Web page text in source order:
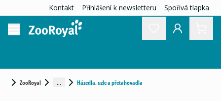
Kontakt Přihlášení k newsletteru Spořivá tlapka
ZooRoyal ... Házedla, uzle a přetahovadla